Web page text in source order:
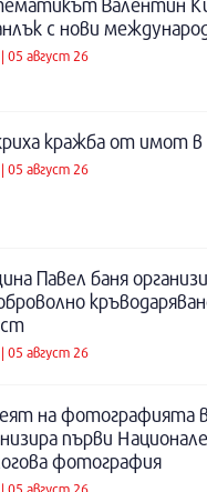
с нови
05 август 26
кражба от имот
05 август 26
Павел баня
05 август 26
на фотографията
първи
фотография